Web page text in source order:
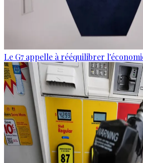
Le G7 appelle à rééquilibrer